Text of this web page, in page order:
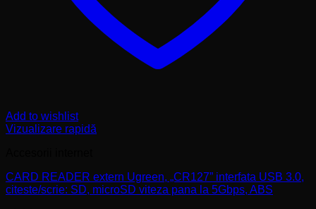
Add to wishlist
Vizualizare rapidă
CARD READER extern Ugreen, „CR127” interfata USB 3.0,
citeste/scrie: SD, microSD viteza pana la 5Gbps, ABS